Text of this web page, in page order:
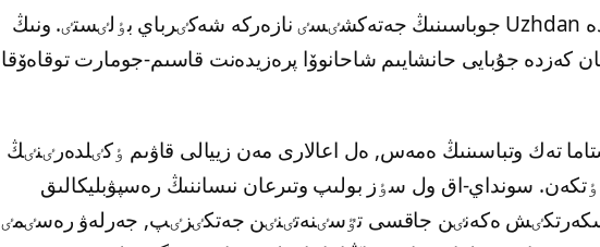
بۇل حاتتى ەلەۋمەتتٸك جەلٸدە Uzhdan جوباسىنىڭ جەتەكشٸسٸ نازەركە شەكٸرباي بٶلٸستٸ. ونىڭ
كەزدە جۇبايى حانشايىم شاحانوۆا پرەزيدەنت قاسىم-جومارت توقاەۆقا
تەك وتباسىنىڭ ەمەس, ەل اعالارى مەن زييالى قاۋىم ٶكٸلدەرٸنٸڭ
سونداي-اق ول سٶز بولىپ وتىرعان نىساننىڭ رەسپۋبليكالىق
ەكەنٸن جاقسى تٷسٸنەتٸنٸن جەتكٸزٸپ, جەرلەۋ رەسٸمٸ